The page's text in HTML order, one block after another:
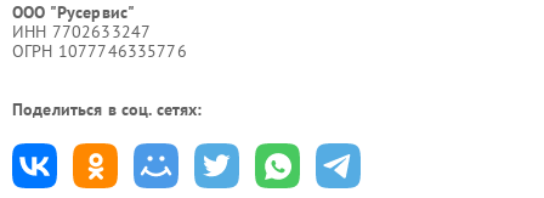
ООО "Русервис"
ИНН 7702633247
ОГРН 1077746335776
Поделиться в соц. сетях: